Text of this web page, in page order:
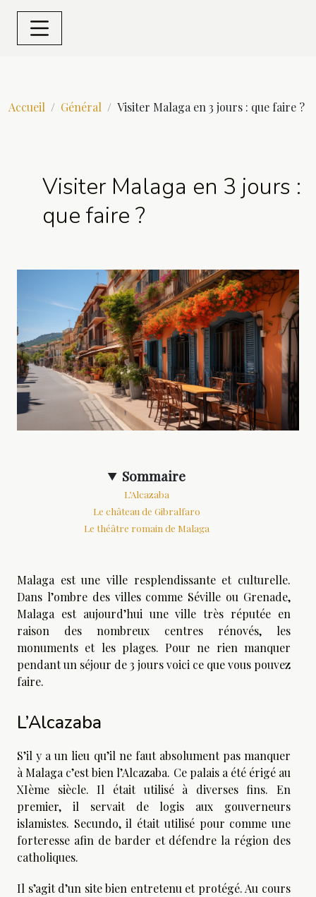
Accueil Général Visiter Malaga en 3 jours : que faire ?
Visiter Malaga en 3 jours :
que faire ?
Sommaire
L’Alcazaba
Le château de Gibralfaro
Le théâtre romain de Malaga
Malaga est une ville resplendissante et culturelle.
Dans l’ombre des villes comme Séville ou Grenade,
Malaga est aujourd’hui une ville très réputée en
raison des nombreux centres rénovés, les
monuments et les plages. Pour ne rien manquer
pendant un séjour de 3 jours voici ce que vous pouvez
faire.
L’Alcazaba
S’il y a un lieu qu’il ne faut absolument pas manquer
à Malaga c’est bien l’Alcazaba. Ce palais a été érigé au
XIème siècle. Il était utilisé à diverses fins. En
premier, il servait de logis aux gouverneurs
islamistes. Secundo, il était utilisé pour comme une
forteresse afin de barder et défendre la région des
catholiques.
Il s’agit d’un site bien entretenu et protégé. Au cours